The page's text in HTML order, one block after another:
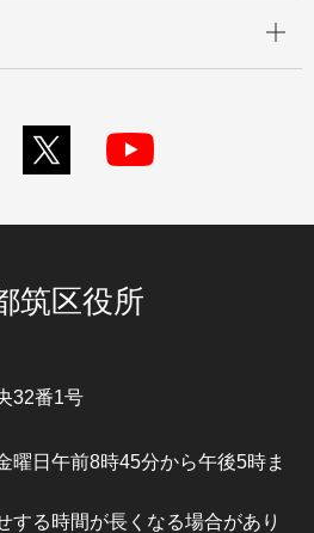
筑区役所
32番1号
曜日午前8時45分から午後5時ま
る時間が長くなる場合があり